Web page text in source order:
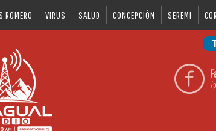
ROMERO VIRUS SALUD CONCEPCIÓN SEREMI
/